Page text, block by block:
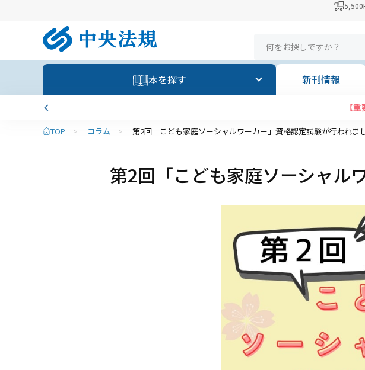
5,500
本を探す 新刊情報
【
TOP > コラム > 第2回「こども家庭ソーシャルワーカー」資格認定試験が行われま
第2回「こども家庭ソーシャル